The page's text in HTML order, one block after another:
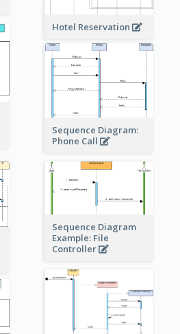
Hotel Reservation
Sequence Diagram:
Phone Call
Sequence Diagram
Example: File
Controller